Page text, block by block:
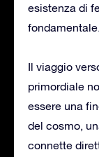
esistenza di
fondamentale.
Il viaggio
primordiale
essere una
del cosmo,
connette